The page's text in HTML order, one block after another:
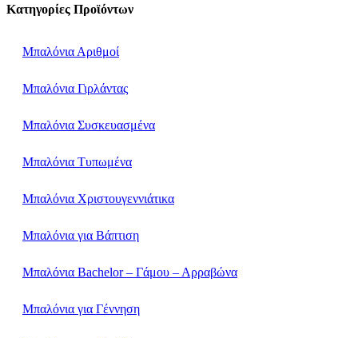
Κατηγορίες Προϊόντων
Μπαλόνια Αριθμοί
Μπαλόνια Γιρλάντας
Μπαλόνια Συσκευασμένα
Μπαλόνια Τυπωμένα
Μπαλόνια Χριστουγεννιάτικα
Μπαλόνια για Βάπτιση
Μπαλόνια Bachelor – Γάμου – Αρραβώνα
Μπαλόνια για Γέννηση